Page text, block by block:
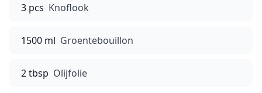
3 pcs Knoflook
1500 ml Groentebouillon
2 tbsp Olijfolie